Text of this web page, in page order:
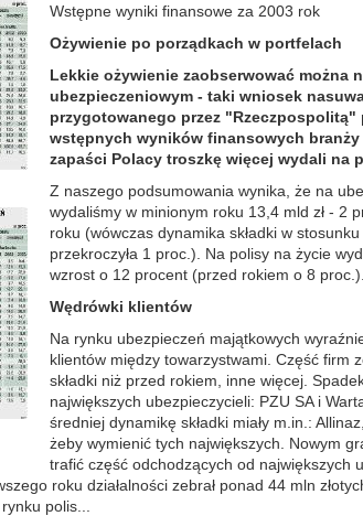
Wstępne wyniki finansowe za 2003 rok
Ożywienie po porządkach w portfelach
Lekkie ożywienie zaobserwować można
ubezpieczeniowym - taki wniosek
przygotowanego przez "Rzeczpospolitą"
wstępnych wyników finansowych branży
zapaści Polacy troszkę więcej wydali na
Z naszego podsumowania wynika, że na
wydaliśmy w minionym roku 13,4 mld zł - 2
roku (wówczas dynamika składki w
przekroczyła 1 proc.). Na polisy na życie
wzrost o 12 procent (przed rokiem o 8 proc.).
Wędrówki klientów
Na rynku ubezpieczeń majątkowych
klientów między towarzystwami. Część firm
składki niż przed rokiem, inne więcej.
największych ubezpieczycieli: PZU SA i
średniej dynamikę składki miały m.in.:
żeby wymienić tych największych. Nowym
trafić część odchodzących od największych
roku działalności zebrał ponad 44 mln
polis...